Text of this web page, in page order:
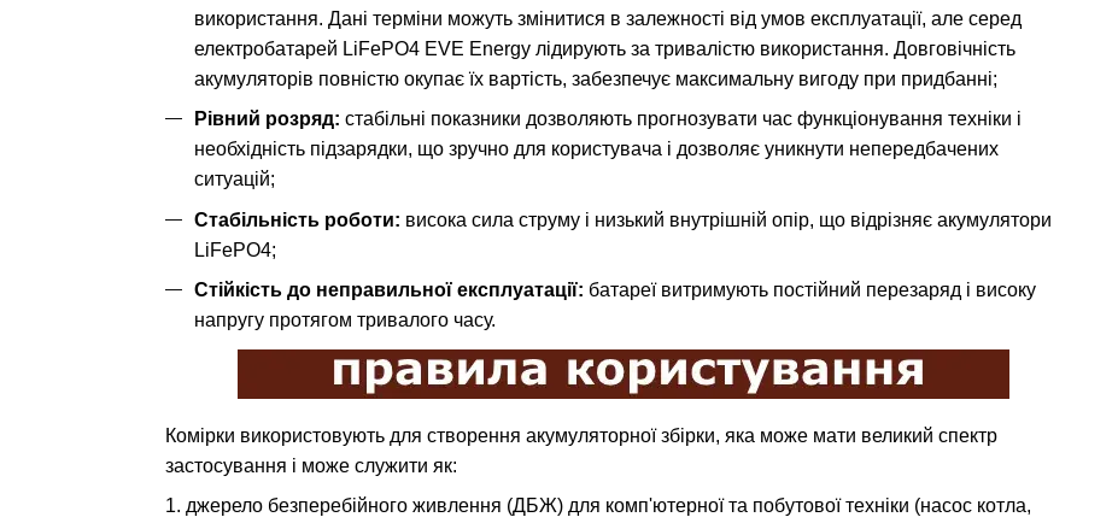
використання. Дані терміни можуть змінитися в залежності від умов експлуатації, але серед
електробатарей LiFePO4 EVE Energy лідирують за тривалістю використання. Довговічність
акумуляторів повністю окупає їх вартість, забезпечує максимальну вигоду при придбанні;
Рівний розряд: стабільні показники дозволяють прогнозувати час функціонування техніки і
необхідність підзарядки, що зручно для користувача і дозволяє уникнути непередбачених
ситуацій;
Стабільність роботи: висока сила струму і низький внутрішній опір, що відрізняє акумулятори
LiFePO4;
Стійкість до неправильної експлуатації: батареї витримують постійний перезаряд і високу
напругу протягом тривалого часу.
Комірки використовують для створення акумуляторної збірки, яка може мати великий спектр
застосування і може служити як:
1. джерело безперебійного живлення (ДБЖ) для комп'ютерної та побутової техніки (насос котла,